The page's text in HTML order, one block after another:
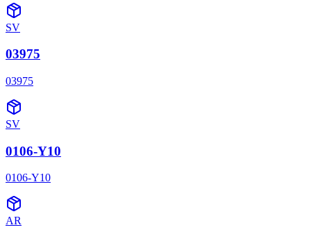
SV
03975
03975
SV
0106-Y10
0106-Y10
AR